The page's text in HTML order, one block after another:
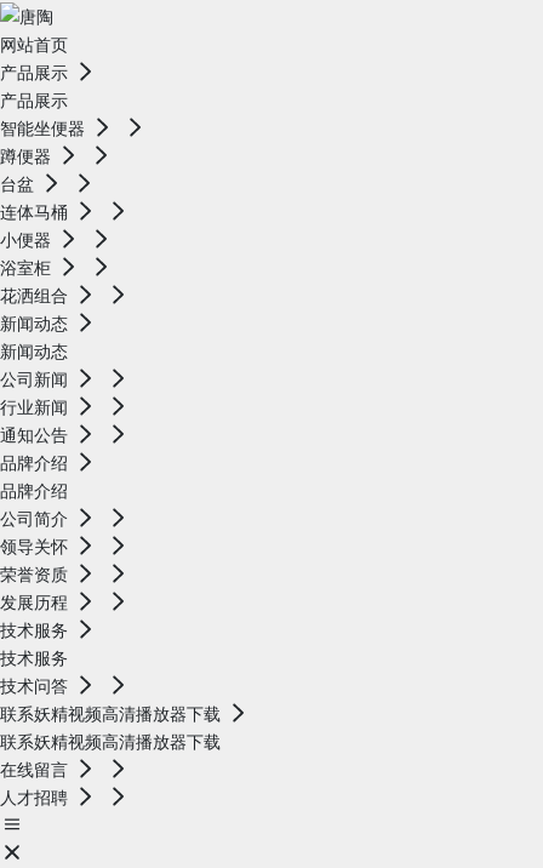
网站首页
产品展示
产品展示
智能坐便器
蹲便器
台盆
连体马桶
小便器
浴室柜
花洒组合
新闻动态
新闻动态
公司新闻
行业新闻
通知公告
品牌介绍
品牌介绍
公司简介
领导关怀
荣誉资质
发展历程
技术服务
技术服务
技术问答
联系妖精视频高清播放器下载
联系妖精视频高清播放器下载
在线留言
人才招聘